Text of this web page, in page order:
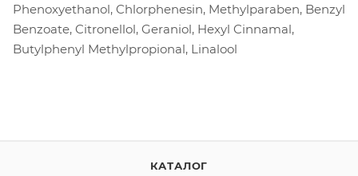
Phenoxyethanol, Chlorphenesin, Methylparaben, Benzyl
Benzoate, Citronellol, Geraniol, Hexyl Cinnamal,
Butylphenyl Methylpropional, Linalool
КАТАЛОГ